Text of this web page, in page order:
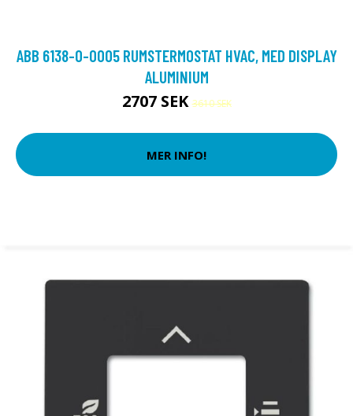
ABB 6138-0-0005 RUMSTERMOSTAT HVAC, MED DISPLAY
ALUMINIUM
2707 SEK3610 SEK
MER INFO!